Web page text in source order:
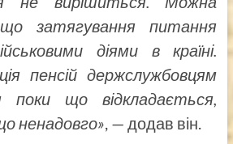
затягування питання
діями в країні.
пенсій держслужбовцям
поки що відкладається,
ненадовго» , — додав він.